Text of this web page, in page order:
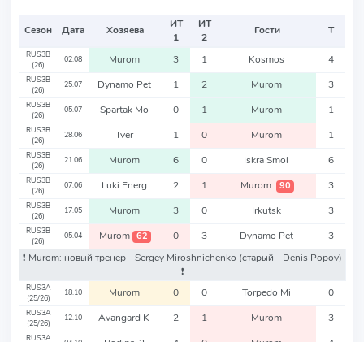
Сезон Дата Хозяева
ИТ
1
ИТ
2
Гости Т
RUS3B
(26)
02.08 Murom 3 1 Kosmos 4
RUS3B
(26)
25.07 Dynamo Pet 1 2 Murom 3
RUS3B
(26)
05.07 Spartak Mo 0 1 Murom 1
RUS3B
(26)
28.06 Tver 1 0 Murom 1
RUS3B
(26)
21.06 Murom 6 0 Iskra Smol 6
RUS3B
(26)
07.06 Luki Energ 2 1 Murom 90 3
RUS3B
(26)
17.05 Murom 3 0 Irkutsk 3
RUS3B
(26)
05.04 Murom 62 0 3 Dynamo Pet
3
❗️ Murom: новый тренер - Sergey Miroshnichenko (старый - Denis Popov)
❗️
RUS3A
(25/26)
18.10 Murom 0 0 Torpedo Mi 0
RUS3A
(25/26)
12.10 Avangard K 2 1 Murom 3
RUS3A